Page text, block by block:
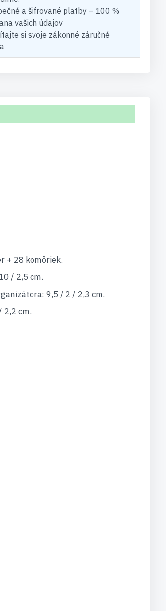
a šifrované platby – 100 %
vašich údajov
si svoje zákonné záručné
+ 28 komôriek.
/ 2,5 cm.
9,5 / 2 / 2,3 cm.
2,2 cm.